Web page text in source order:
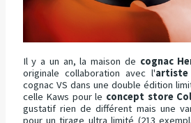
Il y a un an, la maison de cognac
originale collaboration avec l'artiste
cognac VS dans une double édition
celle Kaws pour le concept store
gustatif rien de différent mais une
pour un tirage ultra limité (213